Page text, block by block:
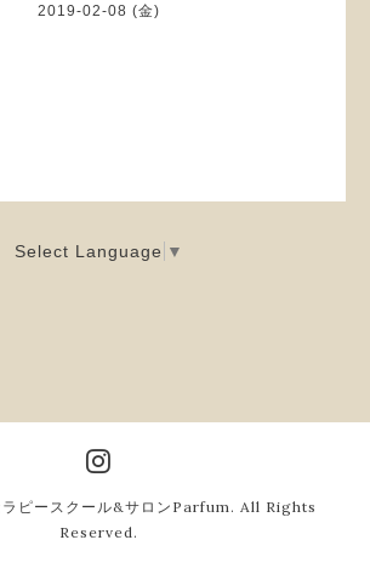
2019-02-08 (金)
Select Language ▼
ラピースクール&サロンParfum . All Rights
Reserved.